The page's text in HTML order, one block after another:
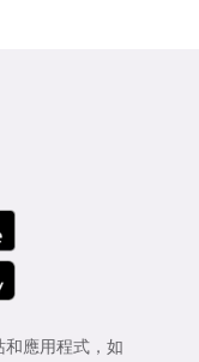
應用程式，如